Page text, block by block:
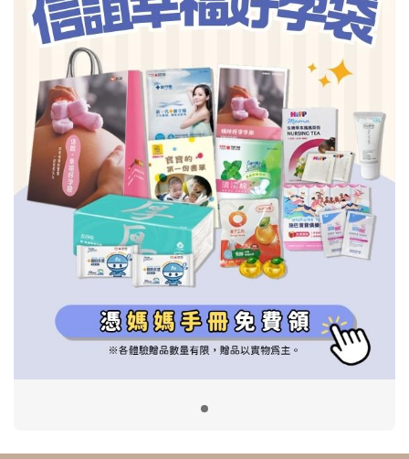
信誼基金會
2022信誼年度報告
2023信誼年度報告
2024信誼年度報告
附設幼兒園
小袋鼠幼師網